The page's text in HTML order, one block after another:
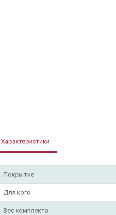
Характеристики
Покрытие
Для кого
Вес комплекта